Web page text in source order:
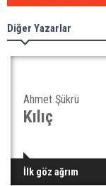
Diğer Yazarlar
Ahmet Şükrü
Kılıç
İlk göz ağrım